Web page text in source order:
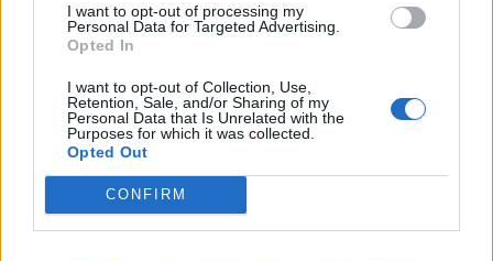
I want to opt-out of processing my
Personal Data for Targeted Advertising.
Opted In
I want to opt-out of Collection, Use,
Retention, Sale, and/or Sharing of my
Personal Data that Is Unrelated with the
Purposes for which it was collected.
Opted Out
CONFIRM